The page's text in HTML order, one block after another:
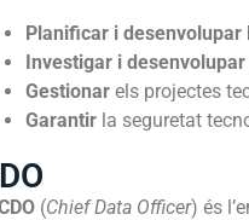
Planificar i desenvolupar
Investigar i desenvolupar
Gestionar els projectes
Garantir la seguretat
(Chief Data Officer) és